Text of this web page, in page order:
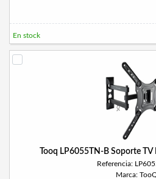
En stock
Tooq LP6055TN-B Soporte
Referencia:
Marca: